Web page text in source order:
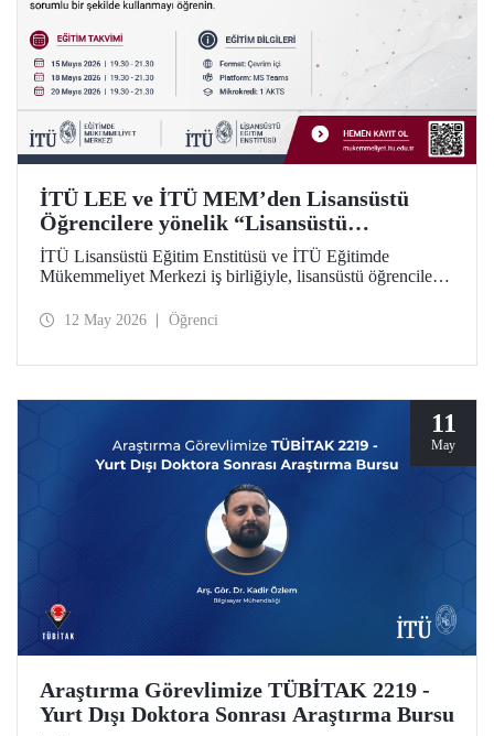
İTÜ LEE ve İTÜ MEM’den Lisansüstü
Öğrencilere yönelik “Lisansüstü
Araştırmalarda Yapay Zekânın Sorumlu
Kullanımı” Eğitim Dizisi
İTÜ Lisansüstü Eğitim Enstitüsü ve İTÜ Eğitimde
Mükemmeliyet Merkezi iş birliğiyle, lisansüstü öğrenciler
sorumlu kullanımına odaklanan 5 modüllü yeni bir eğitim
ise 2026–2027 Güz döneminde uygulanacak.
12 May 2026 Öğrenci
11
May
Araştırma Görevlimize TÜBİTAK 2219 -
Yurt Dışı Doktora Sonrası Araştırma Bursu